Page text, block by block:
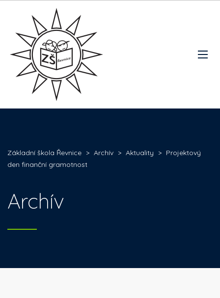
Základní škola Řevnice > Archív > Aktuality > Projektový
den finanční gramotnost
Archív